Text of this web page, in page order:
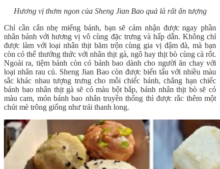
Hương vị thơm ngon của Sheng Jian Bao quả là rất ấn tượng
Chỉ cần cắn nhẹ miếng bánh, bạn sẽ cảm nhận được ngay phần
nhân bánh với hương vị vô cùng đặc trưng và hấp dẫn. Không chỉ
được làm với loại nhân thịt băm trộn cùng gia vị đậm đà, mà bạn
còn có thể thưởng thức với nhân thịt gà, ngô hay thịt bò cùng cà rốt.
Ngoài ra, tiệm bánh còn có bánh bao dành cho người ăn chay với
loại nhân rau củ. Sheng Jian Bao còn được biến tấu với nhiều màu
sắc khác nhau tượng trưng cho mỗi chiếc bánh, chẳng hạn chiếc
bánh bao nhân thịt gà sẽ có màu bột bắp, bánh nhân thịt bò sẽ có
màu cam, món bánh bao nhân truyền thống thì được rắc thêm một
chút mè trông giống như trái thanh long.